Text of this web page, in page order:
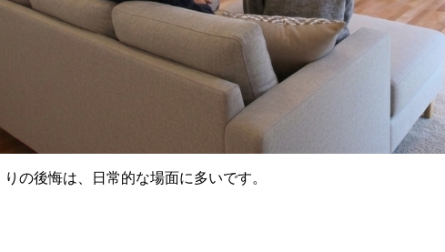
の後悔は、日常的な場面に多いです。